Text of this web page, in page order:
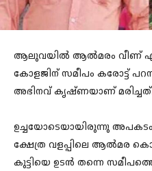
ആലുവയിൽ ആൽമരം വീണ്
കോളജിന് സമീപം കരോട്ട്
അഭിനവ് കൃഷ്ണയാണ്
ഉച്ചയോടെയായിരുന്നു
ക്ഷേത്ര വളപ്പിലെ ആൽമര
കുട്ടിയെ ഉടൻ തന്നെ